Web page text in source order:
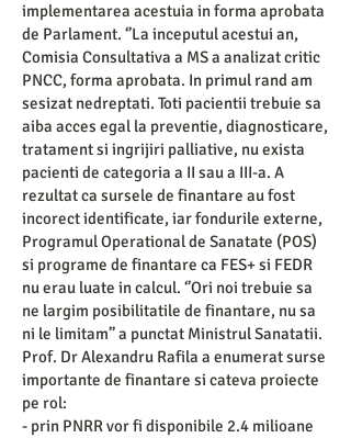
implementarea acestuia in forma aprobata
de Parlament. ‘’La inceputul acestui an,
Comisia Consultativa a MS a analizat critic
PNCC, forma aprobata. In primul rand am
sesizat nedreptati. Toti pacientii trebuie sa
aiba acces egal la preventie, diagnosticare,
tratament si ingrijiri palliative, nu exista
pacienti de categoria a II sau a III-a. A
rezultat ca sursele de finantare au fost
incorect identificate, iar fondurile externe,
Programul Operational de Sanatate (POS)
si programe de finantare ca FES+ si FEDR
nu erau luate in calcul. ‘’Ori noi trebuie sa
ne largim posibilitatile de finantare, nu sa
ni le limitam’’ a punctat Ministrul Sanatatii.
Prof. Dr Alexandru Rafila a enumerat surse
importante de finantare si cateva proiecte
pe rol:
- prin PNRR vor fi disponibile 2.4 milioane